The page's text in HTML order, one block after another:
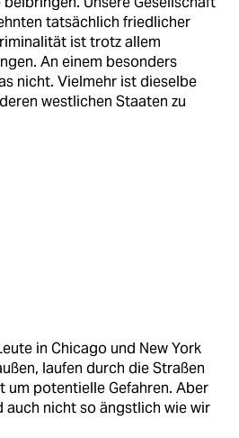
tatsächlich friedlicher
ist trotz allem
An einem besonders
nicht. Vielmehr ist dieselbe
westlichen Staaten zu
in Chicago und New York
laufen durch die Straßen
um potentielle Gefahren. Aber
auch nicht so ängstlich wie wir